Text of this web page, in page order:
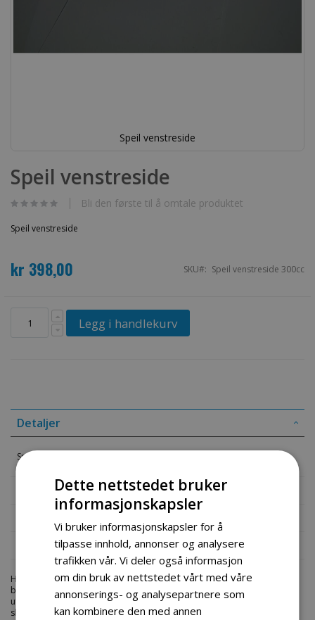
Speil venstreside
til
begynnelsen
bildegalleri
Speil venstreside
Bli den første til å omtale produktet
Speil venstreside
kr 398,00 SKU Speil venstreside 300cc
Legg i handlekurv
Detaljer
Speil venstreside
Mer informasjon
Fil vedlegg
Hos engrosservice.no får du kjøptspeil venstresidetil markedets
beste priser. Bestill enatv-deleri dag fra Engros Service. Vi har et stort
utvalg av produkter innen: Hjem, sport og fritids segmentet. Velkommen
skal du være.
Dette nettstedet bruker
informasjonskapsler
Vi bruker informasjonskapsler for å
tilpasse innhold, annonser og analysere
trafikken vår. Vi deler også informasjon
om din bruk av nettstedet vårt med våre
annonserings- og analysepartnere som
kan kombinere den med annen